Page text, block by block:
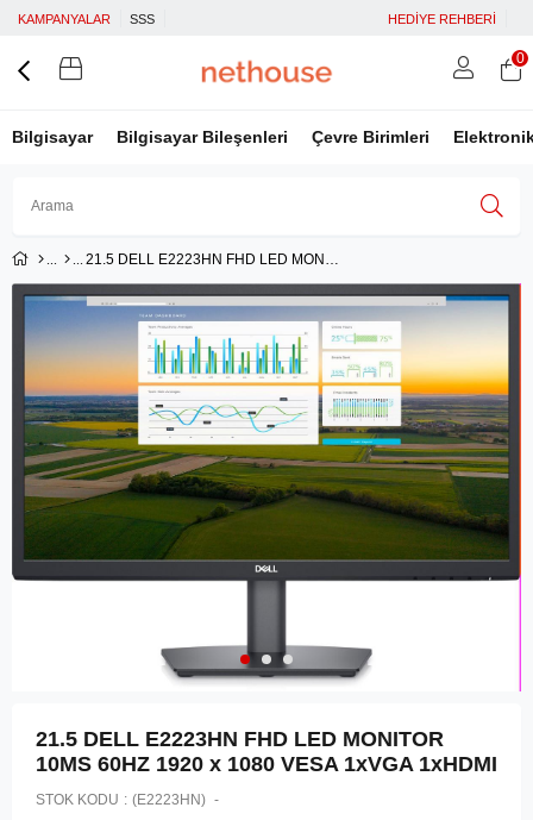
KAMPANYALAR SSS HEDİYE REHBERİ
Bilgisayar Bilgisayar Bileşenleri Çevre Birimleri
Google İle Bağlan
0
21.5 DELL E2223HN FHD LED MONITOR 10MS 60HZ 1920 x 1080 VESA 1xVGA 1xHDMI
21.5 DELL E2223HN FHD LED MONITOR
10MS 60HZ 1920 x 1080 VESA 1xVGA 1xHDMI
STOK KODU (E2223HN)